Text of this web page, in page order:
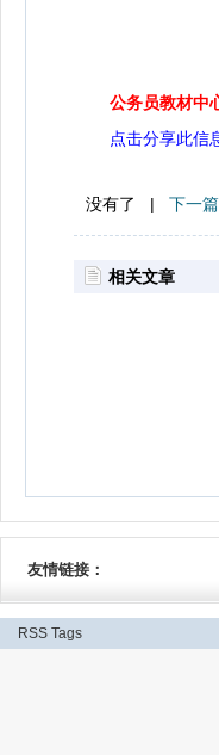
公务员教材中
点击分享此信
没有了 | 下一
相关文章
友情链接：
RSS Tags